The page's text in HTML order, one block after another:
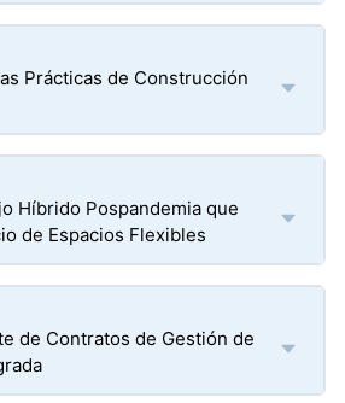
Prácticas de Construcción
Híbrido Pospandemia que
de Espacios Flexibles
de Contratos de Gestión de